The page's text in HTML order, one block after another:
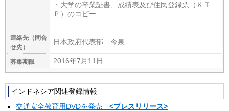
・大学の卒業証書、成績表及び住民登録票（ＫＴ
Ｐ）のコピー
連絡先（問合
せ先）
日本政府代表部 今泉
募集期限 2016年7月11日
インドネシア関連登録情報
交通安全教育用DVDを発売 <プレスリリース>